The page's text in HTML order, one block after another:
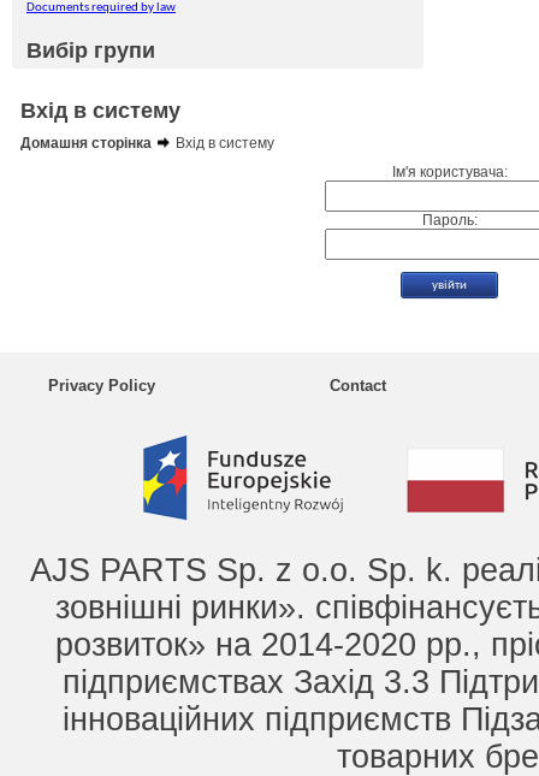
Documents required by law
Вибір групи
Вхід в систему
Домашня сторінка
Вхід в систему
Ім'я користувача:
Пароль:
Privacy Policy Contact
AJS PARTS Sp. z o.o. Sp. k.
зовнішні ринки».
розвиток» на 2014-2020 рр.,
підприємствах Захід 3.3
інноваційних підприємств
товарних